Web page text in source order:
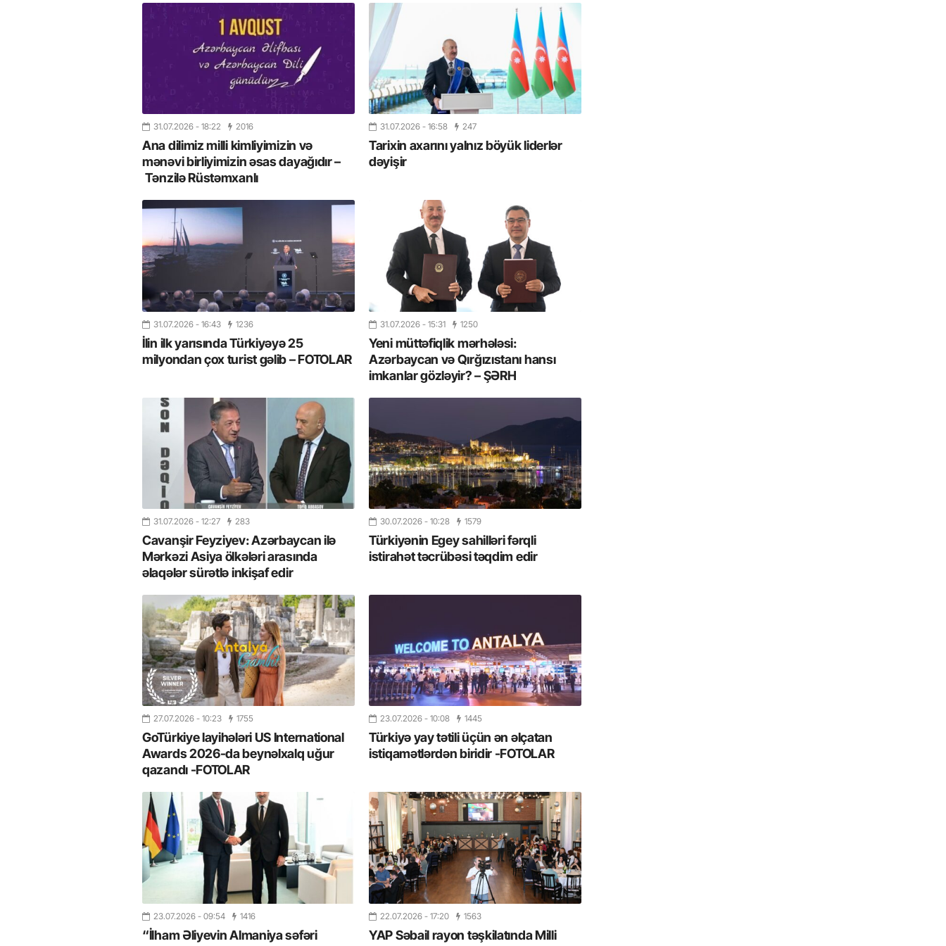
31.07.2026 - 18:22 2016
Ana dilimiz milli kimliyimizin və
mənəvi birliyimizin əsas dayağıdır –
Tənzilə Rüstəmxanlı
31.07.2026 - 16:58 247
Tarixin axarını yalnız böyük liderlər
dəyişir
31.07.2026 - 16:43 1236
İlin ilk yarısında Türkiyəyə 25
milyondan çox turist gəlib – FOTOLAR
31.07.2026 - 15:31 1250
Yeni müttəfiqlik mərhələsi:
Azərbaycan və Qırğızıstanı hansı
imkanlar gözləyir? – ŞƏRH
31.07.2026 - 12:27 283
Cavanşir Feyziyev: Azərbaycan ilə
Mərkəzi Asiya ölkələri arasında
əlaqələr sürətlə inkişaf edir
30.07.2026 - 10:28 1579
Türkiyənin Egey sahilləri fərqli
istirahət təcrübəsi təqdim edir
27.07.2026 - 10:23 1755
GoTürkiye layihələri US International
Awards 2026-da beynəlxalq uğur
qazandı -FOTOLAR
23.07.2026 - 10:08 1445
Türkiyə yay tətili üçün ən əlçatan
istiqamətlərdən biridir -FOTOLAR
23.07.2026 - 09:54 1416
“İlham Əliyevin Almaniya səfəri
22.07.2026 - 17:20 1563
YAP Səbail rayon təşkilatında Milli